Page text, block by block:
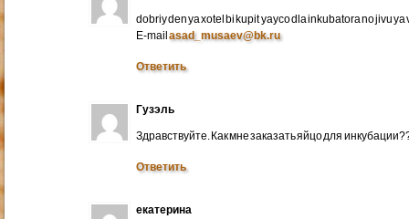
dobriy den ya xotel bi kupit yayco dla inkubatora no jivu ya
E-mailasad_musaev@bk.ru
Ответить
Гузэль
Здравствуйте. Как мне заказать яйцо для
Ответить
екатерина